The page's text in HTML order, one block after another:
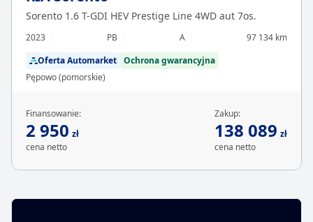
Sorento 1.6 T-GDI HEV Prestige Line 4WD aut 7os.
2023 PB A
97 134 km
Oferta Automarket Ochrona gwarancyjna
Pępowo (pomorskie)
Finansowanie:
2 950 zł
cena netto
Zakup:
138 089 zł
cena netto